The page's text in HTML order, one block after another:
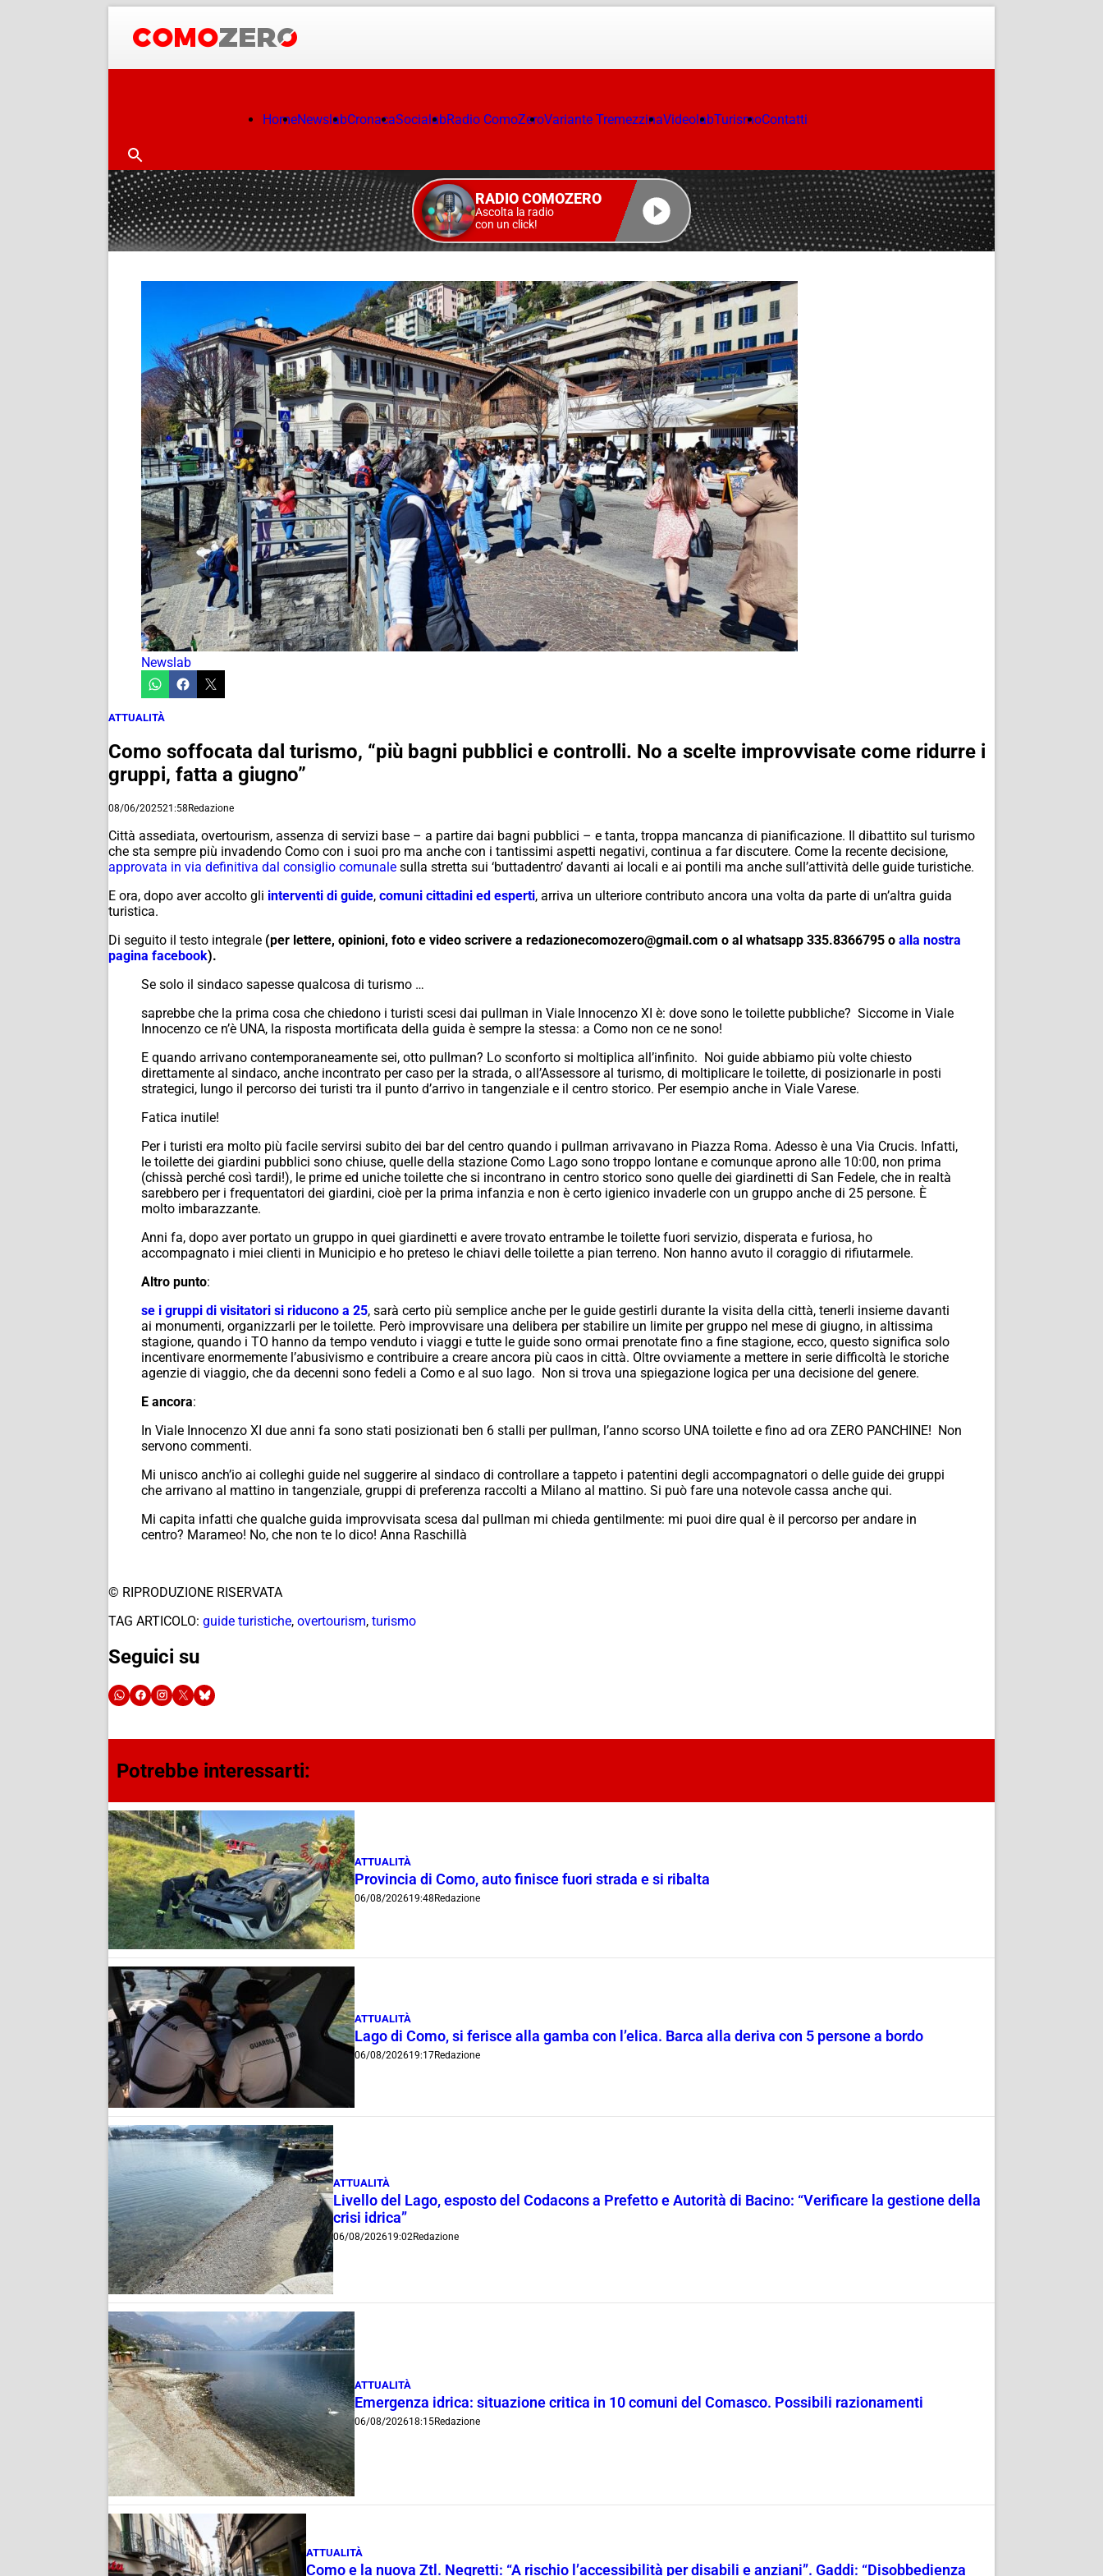
HomeNewslabCronacaSocialabRadio ComoZeroVariante TremezzinaVideolabTurismoContatti
RADIO COMOZERO
Ascolta la radio
con un click!
Newslab
ATTUALITÀ
Como soffocata dal turismo, “più bagni pubblici e controlli. No a scelte improvvisate come ridurre i
gruppi, fatta a giugno”
08/06/202521:58Redazione
Città assediata, overtourism, assenza di servizi base – a partire dai bagni pubblici – e tanta, troppa mancanza di pianificazione. Il dibattito sul turismo
che sta sempre più invadendo Como con i suoi pro ma anche con i tantissimi aspetti negativi, continua a far discutere. Come la recente decisione,
approvata in via definitiva dal consiglio comunale sulla stretta sui ‘buttadentro’ davanti ai locali e ai pontili ma anche sull’attività delle guide turistiche.
E ora, dopo aver accolto gli interventi di guide, comuni cittadini ed esperti, arriva un ulteriore contributo ancora una volta da parte di un’altra guida
turistica.
Di seguito il testo integrale (per lettere, opinioni, foto e video scrivere a redazionecomozero@gmail.com o al whatsapp 335.8366795 o alla nostra
pagina facebook).
Se solo il sindaco sapesse qualcosa di turismo …
saprebbe che la prima cosa che chiedono i turisti scesi dai pullman in Viale Innocenzo XI è: dove sono le toilette pubbliche? Siccome in Viale
Innocenzo ce n’è UNA, la risposta mortificata della guida è sempre la stessa: a Como non ce ne sono!
E quando arrivano contemporaneamente sei, otto pullman? Lo sconforto si moltiplica all’infinito. Noi guide abbiamo più volte chiesto
direttamente al sindaco, anche incontrato per caso per la strada, o all’Assessore al turismo, di moltiplicare le toilette, di posizionarle in posti
strategici, lungo il percorso dei turisti tra il punto d’arrivo in tangenziale e il centro storico. Per esempio anche in Viale Varese.
Fatica inutile!
Per i turisti era molto più facile servirsi subito dei bar del centro quando i pullman arrivavano in Piazza Roma. Adesso è una Via Crucis. Infatti,
le toilette dei giardini pubblici sono chiuse, quelle della stazione Como Lago sono troppo lontane e comunque aprono alle 10:00, non prima
(chissà perché così tardi!), le prime ed uniche toilette che si incontrano in centro storico sono quelle dei giardinetti di San Fedele, che in realtà
sarebbero per i frequentatori dei giardini, cioè per la prima infanzia e non è certo igienico invaderle con un gruppo anche di 25 persone. È
molto imbarazzante.
Anni fa, dopo aver portato un gruppo in quei giardinetti e avere trovato entrambe le toilette fuori servizio, disperata e furiosa, ho
accompagnato i miei clienti in Municipio e ho preteso le chiavi delle toilette a pian terreno. Non hanno avuto il coraggio di rifiutarmele.
Altro punto:
se i gruppi di visitatori si riducono a 25, sarà certo più semplice anche per le guide gestirli durante la visita della città, tenerli insieme davanti
ai monumenti, organizzarli per le toilette. Però improvvisare una delibera per stabilire un limite per gruppo nel mese di giugno, in altissima
stagione, quando i TO hanno da tempo venduto i viaggi e tutte le guide sono ormai prenotate fino a fine stagione, ecco, questo significa solo
incentivare enormemente l’abusivismo e contribuire a creare ancora più caos in città. Oltre ovviamente a mettere in serie difficoltà le storiche
agenzie di viaggio, che da decenni sono fedeli a Como e al suo lago. Non si trova una spiegazione logica per una decisione del genere.
E ancora:
In Viale Innocenzo XI due anni fa sono stati posizionati ben 6 stalli per pullman, l’anno scorso UNA toilette e fino ad ora ZERO PANCHINE! Non
servono commenti.
Mi unisco anch’io ai colleghi guide nel suggerire al sindaco di controllare a tappeto i patentini degli accompagnatori o delle guide dei gruppi
che arrivano al mattino in tangenziale, gruppi di preferenza raccolti a Milano al mattino. Si può fare una notevole cassa anche qui.
Mi capita infatti che qualche guida improvvisata scesa dal pullman mi chieda gentilmente: mi puoi dire qual è il percorso per andare in
centro? Marameo! No, che non te lo dico! Anna Raschillà
© RIPRODUZIONE RISERVATA
TAG ARTICOLO: guide turistiche, overtourism, turismo
Seguici su
Potrebbe interessarti:
ATTUALITÀ
Provincia di Como, auto finisce fuori strada e si ribalta
06/08/202619:48 Redazione
ATTUALITÀ
Lago di Como, si ferisce alla gamba con l’elica. Barca alla deriva con 5 persone a bordo
06/08/202619:17Redazione
ATTUALITÀ
Livello del Lago, esposto del Codacons a Prefetto e Autorità di Bacino: “Verificare la gestione della
crisi idrica”
06/08/202619:02Redazione
ATTUALITÀ
Emergenza idrica: situazione critica in 10 comuni del Comasco. Possibili razionamenti
06/08/202618:15Redazione
ATTUALITÀ
Como e la nuova Ztl. Negretti: “A rischio l’accessibilità per disabili e anziani”. Gaddi: “Disobbedienza